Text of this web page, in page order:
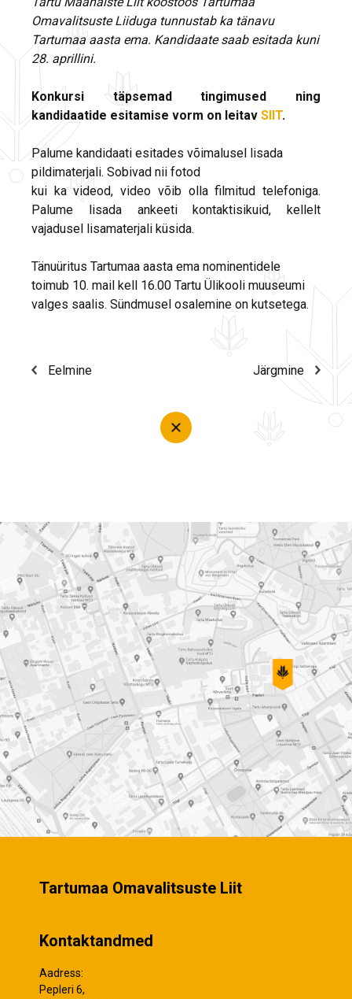
Omavalitsuste Liiduga tunnustab ka tänavu
Tartumaa aasta ema. Kandidaate saab esitada kuni
28. aprillini.
Konkursi täpsemad tingimused ning
kandidaatide esitamise vorm on leitav SIIT.
Palume kandidaati esitades võimalusel lisada
pildimaterjali. Sobivad nii fotod
kui ka videod, video võib olla filmitud telefoniga.
Palume lisada ankeeti kontaktisikuid, kellelt
vajadusel lisamaterjali küsida.
Tänuüritus Tartumaa aasta ema nominentidele
toimub 10. mail kell 16.00 Tartu Ülikooli muuseumi
valges saalis. Sündmusel osalemine on kutsetega.
Eelmine Järgmine
Tartumaa Omavalitsuste Liit
Kontaktandmed
Aadress:
Pepleri 6,